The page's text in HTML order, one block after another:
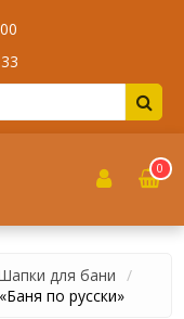
0
для бани
по русски»